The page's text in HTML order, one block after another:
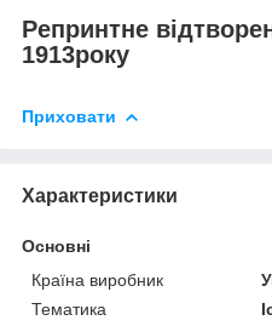
Репринтне
1913року
Приховати
Характеристики
Основні
Країна виробник
Тематика